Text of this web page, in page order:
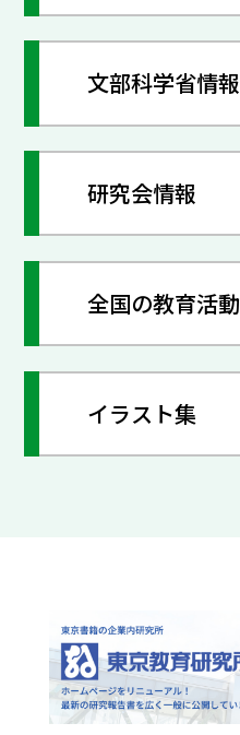
文部科学省情報
研究会情報
全国の教育活動
イラスト集